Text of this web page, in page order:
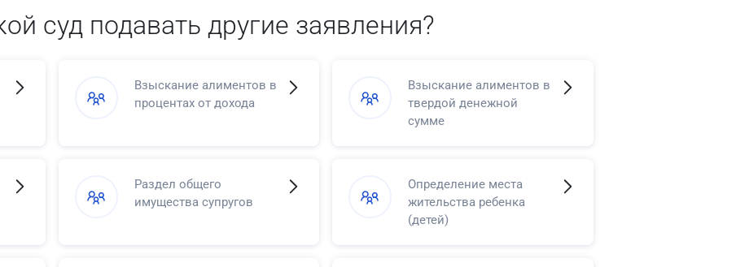
суд подавать другие заявления?
Взыскание алиментов в
процентах от дохода
Взыскание алиментов в
твердой денежной
сумме
Раздел общего
имущества супругов
Определение места
жительства ребенка
(детей)